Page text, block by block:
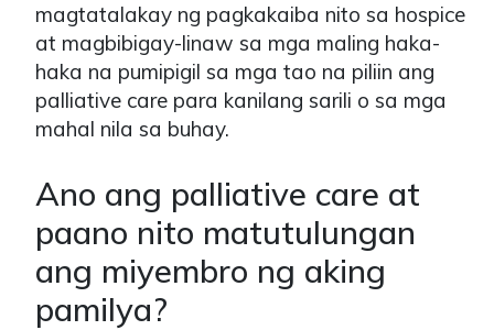
magtatalakay ng pagkakaiba nito sa hospice
at magbibigay-linaw sa mga maling haka-
haka na pumipigil sa mga tao na piliin ang
palliative care para kanilang sarili o sa mga
mahal nila sa buhay.
Ano ang palliative care at
paano nito matutulungan
ang miyembro ng aking
pamilya?